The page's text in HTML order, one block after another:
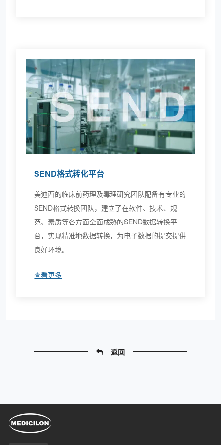
SEND格式转化平台
美迪西的临床前药理及毒理研究团队配备有专业的
SEND格式转换团队，建立了在软件、技术、规
范、素质等各方面全面成熟的SEND数据转换平
台，实现精准地数据转换，为电子数据的提交提供
良好环境。
查看更多
返回